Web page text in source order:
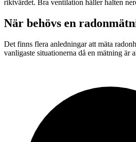
riktvärdet. Bra ventilation håller halten
När behövs en
Det finns flera anledningar att mäta
vanligaste situationerna då en mätning är